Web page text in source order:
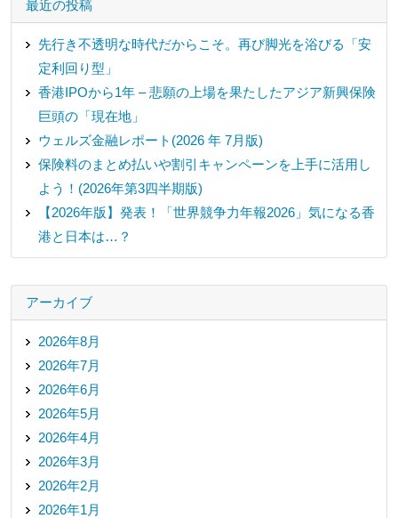
最近の投稿
先行き不透明な時代だからこそ。再び脚光を浴びる「安
定利回り型」
香港IPOから1年 – 悲願の上場を果たしたアジア新興保険
巨頭の「現在地」
ウェルズ金融レポート(2026 年 7月版)
保険料のまとめ払いや割引キャンペーンを上手に活用し
よう！(2026年第3四半期版)
【2026年版】発表！「世界競争力年報2026」気になる香
港と日本は…？
アーカイブ
2026年8月
2026年7月
2026年6月
2026年5月
2026年4月
2026年3月
2026年2月
2026年1月